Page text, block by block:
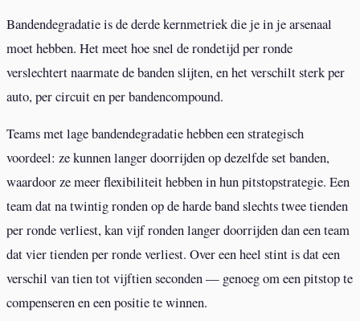
Bandendegradatie is de derde kernmetriek die je in je arsenaal
moet hebben. Het meet hoe snel de rondetijd per ronde
verslechtert naarmate de banden slijten, en het verschilt sterk per
auto, per circuit en per bandencompound.
Teams met lage bandendegradatie hebben een strategisch
voordeel: ze kunnen langer doorrijden op dezelfde set banden,
waardoor ze meer flexibiliteit hebben in hun pitstopstrategie. Een
team dat na twintig ronden op de harde band slechts twee tienden
per ronde verliest, kan vijf ronden langer doorrijden dan een team
dat vier tienden per ronde verliest. Over een heel stint is dat een
verschil van tien tot vijftien seconden — genoeg om een pitstop te
compenseren en een positie te winnen.